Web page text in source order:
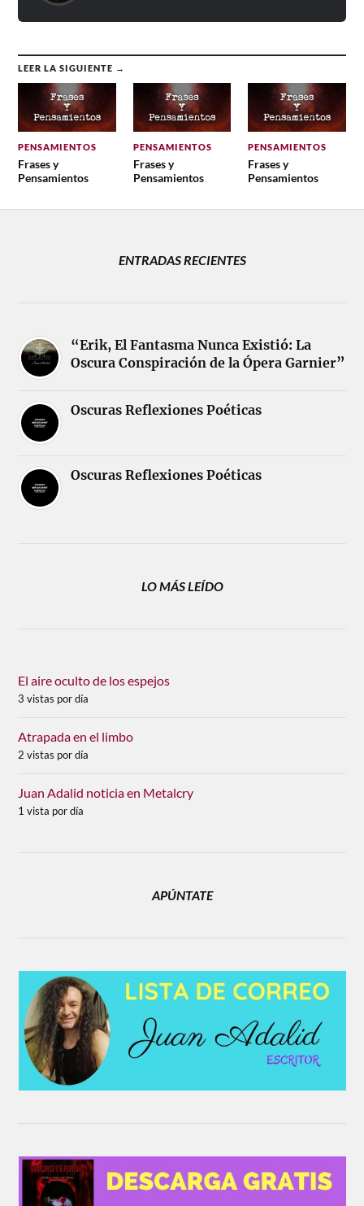
LEER LA SIGUIENTE →
PENSAMIENTOS
Frases y
Pensamientos
PENSAMIENTOS
Frases y
Pensamientos
PENSAMIENTOS
Frases y
Pensamientos
ENTRADAS RECIENTES
“Erik, El Fantasma Nunca Existió: La
Oscura Conspiración de la Ópera Garnier”
Oscuras Reflexiones Poéticas
Oscuras Reflexiones Poéticas
LO MÁS LEÍDO
El aire oculto de los espejos
3 vistas por día
Atrapada en el limbo
2 vistas por día
Juan Adalid noticia en Metalcry
1 vista por día
APÚNTATE